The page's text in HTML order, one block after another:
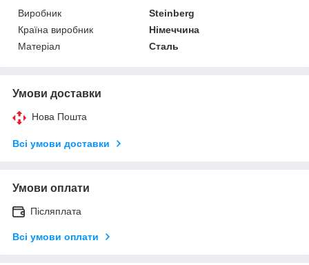
Виробник
Steinberg
Країна виробник
Німеччина
Матеріал
Сталь
Умови доставки
Нова Пошта
Всі умови доставки
Умови оплати
Післяплата
Всі умови оплати